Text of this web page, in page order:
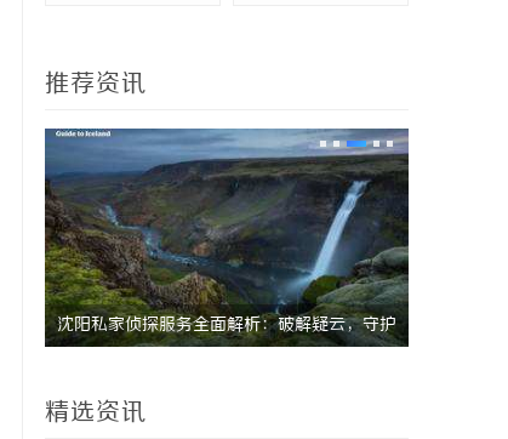
推荐资讯
武汉配眼镜 上海配眼镜
精选资讯